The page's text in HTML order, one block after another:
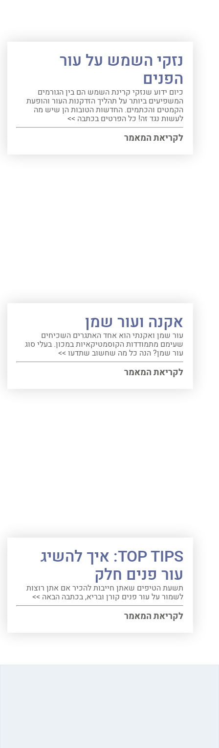
נזקי השמש על עור
הפנים
כיום ידוע שנזקי קרינת השמש הם בין הגורמים
המשפיעים ביותר על תהליך הזדקנות העור והופעת
הקמטים והכתמים. החדשות הטובות הן שיש מה
לעשות נגד זה! כל הפרטים בכתבה >>
לקריאת המאמר
אקנה ועור שמן
עור שמן ואקנתי הוא אחד האתגרים השכיחים
שעימם מתמודדות הקוסמטיקאיות במכון. בעלי סוג
עור שמן? הנה כל מה שחשוב שתדעו >>
לקריאת המאמר
TOP TIPS: איך להשיג
עור פנים חלק
תשעת הטיפים שאתן חייבות להכיר אם אתן רוצות
לשמור על עור פנים קורן ובריא, בכתבה הבאה >>
לקריאת המאמר